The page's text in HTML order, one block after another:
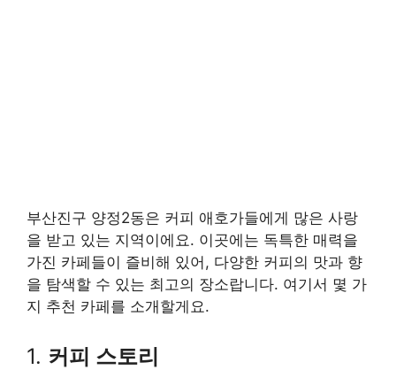
부산진구 양정2동은 커피 애호가들에게 많은 사랑
을 받고 있는 지역이에요. 이곳에는 독특한 매력을
가진 카페들이 즐비해 있어, 다양한 커피의 맛과 향
을 탐색할 수 있는 최고의 장소랍니다. 여기서 몇 가
지 추천 카페를 소개할게요.
1. 커피 스토리